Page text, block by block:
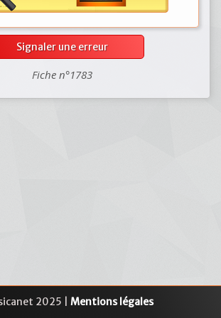
Signaler une erreur
Fiche n°1783
2025 | Mentions légales